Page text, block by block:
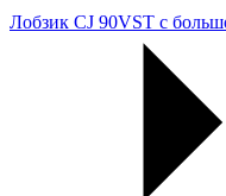
Лобзик CJ 90VST с